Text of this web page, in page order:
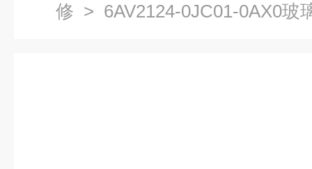
修 > 6AV2124-0JC01-0AX0玻